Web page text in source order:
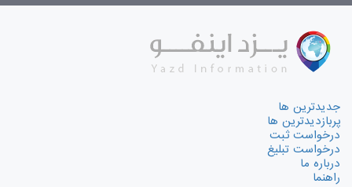
جدیدترین ها
پربازدیدترین ها
درخواست ثبت
درخواست تبلیغ
درباره ما
راهنما